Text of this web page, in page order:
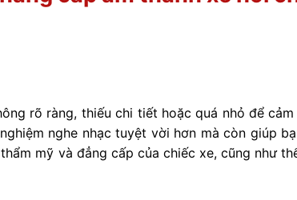
rõ ràng, thiếu chi tiết hoặc quá nhỏ để
nghe nhạc tuyệt vời hơn mà còn giúp
mỹ và đẳng cấp của chiếc xe, cũng như